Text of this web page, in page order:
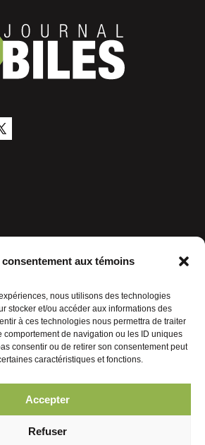
aux témoins
nous utilisons des technologies
stocker et/ou accéder aux informations des
à ces technologies nous permettra de traiter
comportement de navigation ou les ID uniques
consentir ou de retirer son consentement peut
caractéristiques et fonctions.
Accepter
Refuser
Gérer le consentement aux témoins
Tous droits réservés. | Réalisation :